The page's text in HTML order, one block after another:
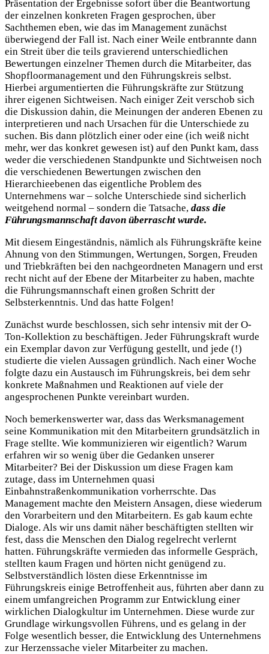
Präsentation der Ergebnisse sofort über die Beantwortung
der einzelnen konkreten Fragen gesprochen, über
Sachthemen eben, wie das im Management zunächst
überwiegend der Fall ist. Nach einer Weile entbrannte dann
ein Streit über die teils gravierend unterschiedlichen
Bewertungen einzelner Themen durch die Mitarbeiter, das
Shopfloormanagement und den Führungskreis selbst.
Hierbei argumentierten die Führungskräfte zur Stützung
ihrer eigenen Sichtweisen. Nach einiger Zeit verschob sich
die Diskussion dahin, die Meinungen der anderen Ebenen zu
interpretieren und nach Ursachen für die Unterschiede zu
suchen. Bis dann plötzlich einer oder eine (ich weiß nicht
mehr, wer das konkret gewesen ist) auf den Punkt kam, dass
weder die verschiedenen Standpunkte und Sichtweisen noch
die verschiedenen Bewertungen zwischen den
Hierarchieebenen das eigentliche Problem des
Unternehmens war – solche Unterschiede sind sicherlich
weitgehend normal – sondern die Tatsache, dass die
Führungsmannschaft davon überrascht wurde.
Mit diesem Eingeständnis, nämlich als Führungskräfte keine
Ahnung von den Stimmungen, Wertungen, Sorgen, Freuden
und Triebkräften bei den nachgeordneten Managern und erst
recht nicht auf der Ebene der Mitarbeiter zu haben, machte
die Führungsmannschaft einen großen Schritt der
Selbsterkenntnis. Und das hatte Folgen!
Zunächst wurde beschlossen, sich sehr intensiv mit der O-
Ton-Kollektion zu beschäftigen. Jeder Führungskraft wurde
ein Exemplar davon zur Verfügung gestellt, und jede (!)
studierte die vielen Aussagen gründlich. Nach einer Woche
folgte dazu ein Austausch im Führungskreis, bei dem sehr
konkrete Maßnahmen und Reaktionen auf viele der
angesprochenen Punkte vereinbart wurden.
Noch bemerkenswerter war, dass das Werksmanagement
seine Kommunikation mit den Mitarbeitern grundsätzlich in
Frage stellte. Wie kommunizieren wir eigentlich? Warum
erfahren wir so wenig über die Gedanken unserer
Mitarbeiter? Bei der Diskussion um diese Fragen kam
zutage, dass im Unternehmen quasi
Einbahnstraßenkommunikation vorherrschte. Das
Management machte den Meistern Ansagen, diese wiederum
den Vorarbeitern und den Mitarbeitern. Es gab kaum echte
Dialoge. Als wir uns damit näher beschäftigten stellten wir
fest, dass die Menschen den Dialog regelrecht verlernt
hatten. Führungskräfte vermieden das informelle Gespräch,
stellten kaum Fragen und hörten nicht genügend zu.
Selbstverständlich lösten diese Erkenntnisse im
Führungskreis einige Betroffenheit aus, führten aber dann zu
einem umfangreichen Programm zur Entwicklung einer
wirklichen Dialogkultur im Unternehmen. Diese wurde zur
Grundlage wirkungsvollen Führens, und es gelang in der
Folge wesentlich besser, die Entwicklung des Unternehmens
zur Herzenssache vieler Mitarbeiter zu machen.